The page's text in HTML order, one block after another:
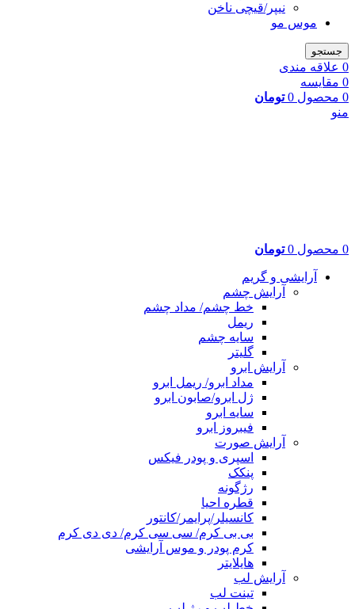
نیپر/قیچی ناخن
موس مو
جستجو
0 علاقه مندی
0 مقایسه
0 محصول 0 تومان
منو
0 محصول 0 تومان
آرایشی و گریم
آرایش چشم
خط چشم/ مداد چشم
ریمل
سایه چشم
گلیتر
آرایش ابرو
مداد ابرو/ ریمل ابرو
ژل ابرو/صابون ابرو
سایه ابرو
فیبروز ابرو
آرایش صورت
اسپری و پودر فیکس
پنکک
رژگونه
قطره احیا
کانسیلر/پرایمر/کانتور
بی بی کرم/ سی سی کرم/ دی دی کرم
کرم پودر و موس آرایشی
هایلایتر
آرایش لب
تینت لب